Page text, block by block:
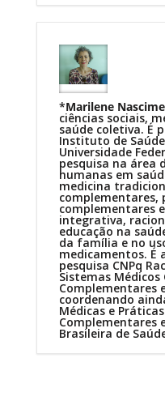
*Marilene
ciências sociais,
saúde coletiva. É
Instituto de
Universidade
pesquisa na área
humanas em
medicina
complementares,
complementares
integrativa,
educação na
da família e no
medicamentos. É
pesquisa CNPq
Sistemas
Complementares
coordenando
Médicas e
Complementares
Brasileira de